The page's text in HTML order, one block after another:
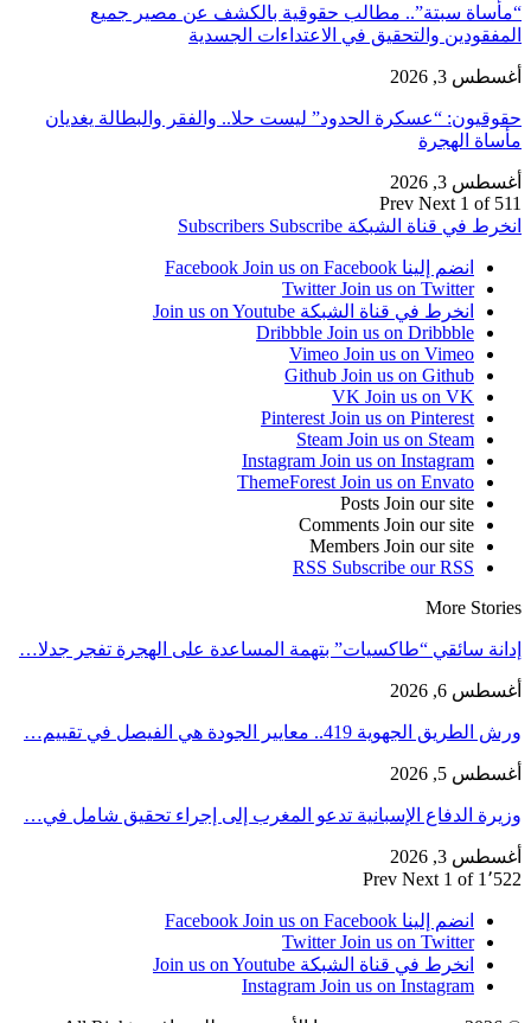
“مأساة سبتة”.. مطالب حقوقية بالكشف عن مصير جميع
المفقودين والتحقيق في الاعتداءات الجسدية
أغسطس 3, 2026
حقوقيون: “عسكرة الحدود” ليست حلا.. والفقر والبطالة يغديان
مأساة الهجرة
أغسطس 3, 2026
Prev Next 1 of 511
انخرط في قناة الشبكة
Subscribers Subscribe
انضم إلينا Facebook Join us on Facebook
Twitter Join us on Twitter
انخرط في قناة الشبكة Join us on Youtube
Dribbble Join us on Dribbble
Vimeo Join us on Vimeo
Github Join us on Github
VK Join us on VK
Pinterest Join us on Pinterest
Steam Join us on Steam
Instagram Join us on Instagram
ThemeForest Join us on Envato
Posts Join our site
Comments Join our site
Members Join our site
RSS Subscribe our RSS
More Stories
إدانة سائقي “طاكسيات” بتهمة المساعدة على الهجرة تفجر جدلا…
أغسطس 6, 2026
ورش الطريق الجهوية 419.. معايير الجودة هي الفيصل في تقييم…
أغسطس 5, 2026
وزيرة الدفاع الإسبانية تدعو المغرب إلى إجراء تحقيق شامل في…
أغسطس 3, 2026
Prev Next 1 of 1٬522
انضم إلينا Facebook Join us on Facebook
Twitter Join us on Twitter
انخرط في قناة الشبكة Join us on Youtube
Instagram Join us on Instagram